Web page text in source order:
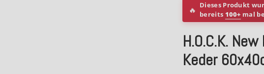
🔥 Dieses Produkt
bereits 100+ mal
H.O.C.K.
Keder